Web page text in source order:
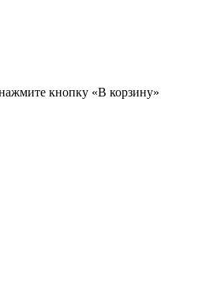
кнопку «В корзину»